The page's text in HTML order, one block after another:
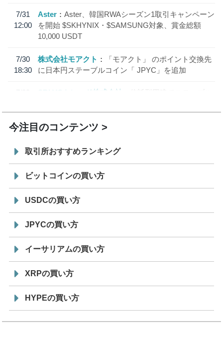
7/31
12:00
Aster
Aster、韓国RWAシーズン1取引キャンペーン
を開始 $SKHYNIX・$SAMSUNG対象、賞金総額
10,000 USDT
7/30
18:30
株式会社モアクト
「モアクト」 のポイント交換先
に日本円ステーブルコイン「 JPYC」を追加
7/29
SBI VCトレード株式会社
信託型円建てステーブル
今注目のコンテンツ
取引所おすすめランキング
ビットコインの買い方
USDCの買い方
JPYCの買い方
イーサリアムの買い方
XRPの買い方
HYPEの買い方